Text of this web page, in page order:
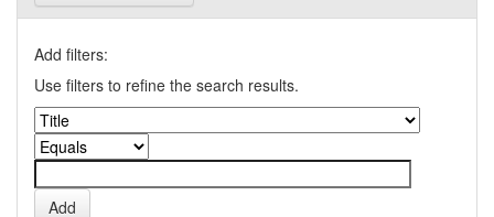
Add filters:
Use filters to refine the search results.